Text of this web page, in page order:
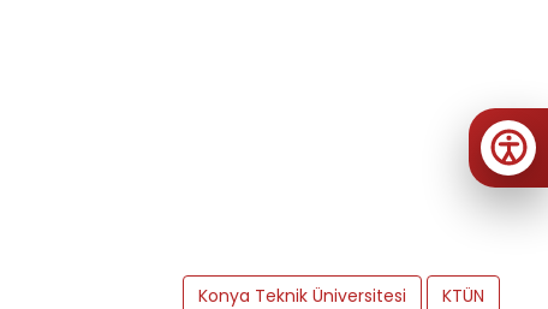
Konya Teknik Üniversitesi KTÜN